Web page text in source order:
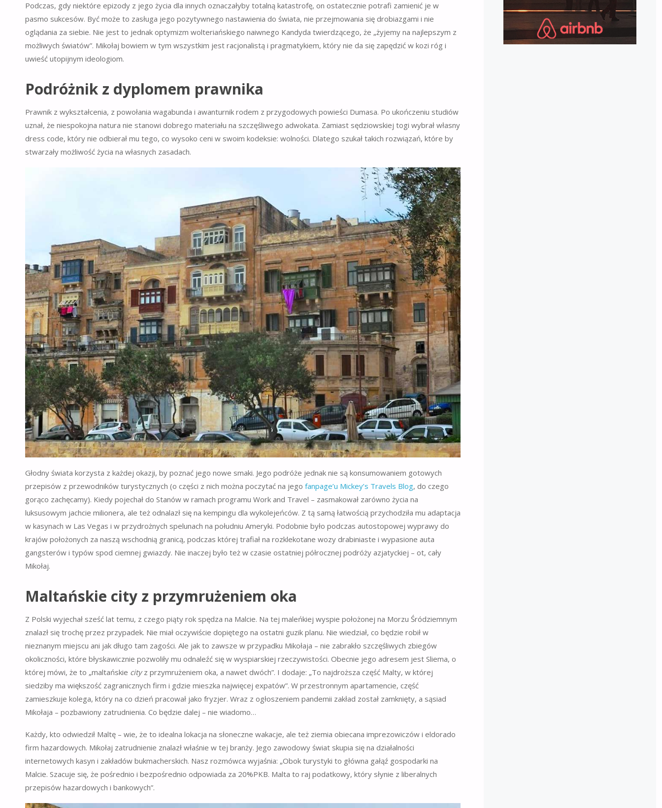
Podczas, gdy niektóre epizody z jego życia dla innych oznaczałyby totalną katastrofę, on ostatecznie potrafi zamienić je w
pasmo sukcesów. Być może to zasługa jego pozytywnego nastawienia do świata, nie przejmowania się drobiazgami i nie
oglądania za siebie. Nie jest to jednak optymizm wolteriańskiego naiwnego Kandyda twierdzącego, że „żyjemy na najlepszym z
możliwych światów”. Mikołaj bowiem w tym wszystkim jest racjonalistą i pragmatykiem, który nie da się zapędzić w kozi róg i
uwieść utopijnym ideologiom.
Podróżnik z dyplomem prawnika
Prawnik z wykształcenia, z powołania wagabunda i awanturnik rodem z przygodowych powieści Dumasa. Po ukończeniu studiów
uznał, że niespokojna natura nie stanowi dobrego materiału na szczęśliwego adwokata. Zamiast sędziowskiej togi wybrał własny
dress code, który nie odbierał mu tego, co wysoko ceni w swoim kodeksie: wolności. Dlatego szukał takich rozwiązań, które by
stwarzały możliwość życia na własnych zasadach.
Głodny świata korzysta z każdej okazji, by poznać jego nowe smaki. Jego podróże jednak nie są konsumowaniem gotowych
przepisów z przewodników turystycznych (o części z nich można poczytać na jegofanpage’u Mickey’s Travels Blog, do czego
gorąco zachęcamy). Kiedy pojechał do Stanów w ramach programu Work and Travel – zasmakował zarówno życia na
luksusowym jachcie milionera, ale też odnalazł się na kempingu dla wykolejeńców. Z tą samą łatwością przychodziła mu adaptacja
w kasynach w Las Vegas i w przydrożnych spelunach na południu Ameryki. Podobnie było podczas autostopowej wyprawy do
krajów położonych za naszą wschodnią granicą, podczas której trafiał na rozklekotane wozy drabiniaste i wypasione auta
gangsterów i typów spod ciemnej gwiazdy. Nie inaczej było też w czasie ostatniej półrocznej podróży azjatyckiej – ot, cały
Mikołaj.
Maltańskie city z przymrużeniem oka
Z Polski wyjechał sześć lat temu, z czego piąty rok spędza na Malcie. Na tej maleńkiej wyspie położonej na Morzu Śródziemnym
znalazł się trochę przez przypadek. Nie miał oczywiście dopiętego na ostatni guzik planu. Nie wiedział, co będzie robił w
nieznanym miejscu ani jak długo tam zagości. Ale jak to zawsze w przypadku Mikołaja – nie zabrakło szczęśliwych zbiegów
okoliczności, które błyskawicznie pozwoliły mu odnaleźć się w wyspiarskiej rzeczywistości. Obecnie jego adresem jest Sliema, o
której mówi, że to „maltańskie cityz przymrużeniem oka, a nawet dwóch”. I dodaje: „To najdroższa część Malty, w której
siedziby ma większość zagranicznych firm i gdzie mieszka najwięcej expatów”. W przestronnym apartamencie, część
zamieszkuje kolega, który na co dzień pracował jako fryzjer. Wraz z ogłoszeniem pandemii zakład został zamknięty, a sąsiad
Mikołaja – pozbawiony zatrudnienia. Co będzie dalej – nie wiadomo…
Każdy, kto odwiedził Maltę – wie, że to idealna lokacja na słoneczne wakacje, ale też ziemia obiecana imprezowiczów i eldorado
firm hazardowych. Mikołaj zatrudnienie znalazł właśnie w tej branży. Jego zawodowy świat skupia się na działalności
internetowych kasyn i zakładów bukmacherskich. Nasz rozmówca wyjaśnia: „Obok turystyki to główna gałąź gospodarki na
Malcie. Szacuje się, że pośrednio i bezpośrednio odpowiada za 20%PKB. Malta to raj podatkowy, który słynie z liberalnych
przepisów hazardowych i bankowych”.